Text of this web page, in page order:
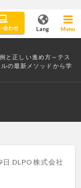
」
合わせ Lang Menu
と正しい進め方～テス
の最新メソッドから学
DLPO株式会社